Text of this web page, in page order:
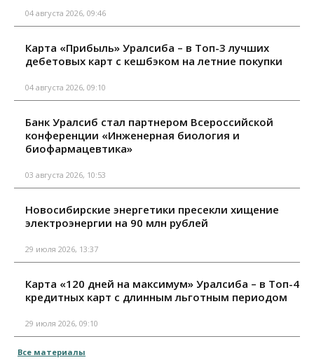
04 августа 2026, 09:46
Карта «Прибыль» Уралсиба – в Топ-3 лучших
дебетовых карт с кешбэком на летние покупки
04 августа 2026, 09:10
Банк Уралсиб стал партнером Всероссийской
конференции «Инженерная биология и
биофармацевтика»
03 августа 2026, 10:53
Новосибирские энергетики пресекли хищение
электроэнергии на 90 млн рублей
29 июля 2026, 13:37
Карта «120 дней на максимум» Уралсиба – в Топ-4
кредитных карт с длинным льготным периодом
29 июля 2026, 09:10
Все материалы